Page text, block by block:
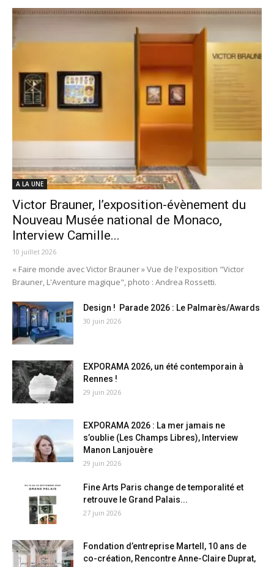
A LA UNE
Victor Brauner, l’exposition-évènement du
Nouveau Musée national de Monaco,
Interview Camille...
10 juillet 2026
« Faire monde avec Victor Brauner » Vue de l'exposition "Victor
Brauner, L'Aventure magique", photo : Andrea Rossetti.
Design ! Parade 2026 : Le Palmarès/Awards
30 juin 2026
EXPORAMA 2026, un été contemporain à
Rennes !
29 juin 2026
EXPORAMA 2026 : La mer jamais ne
s’oublie (Les Champs Libres), Interview
Manon Lanjouère
29 juin 2026
Fine Arts Paris change de temporalité et
retrouve le Grand Palais...
27 juin 2026
Fondation d’entreprise Martell, 10 ans de
co-création, Rencontre Anne-Claire Duprat,